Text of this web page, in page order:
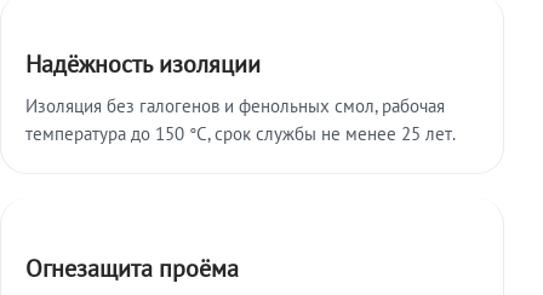
Надёжность изоляции
Изоляция без галогенов и фенольных смол, рабочая
температура до 150 °C, срок службы не менее 25 лет.
Огнезащита проёма